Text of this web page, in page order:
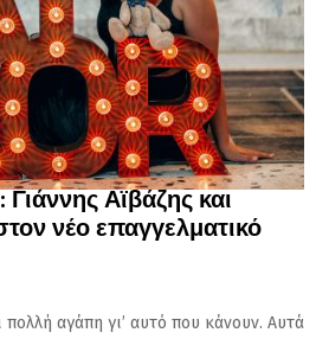
Αϊβάζης και
νέο επαγγελματικό
πολλή αγάπη γι’ αυτό που κάνουν. Αυτά